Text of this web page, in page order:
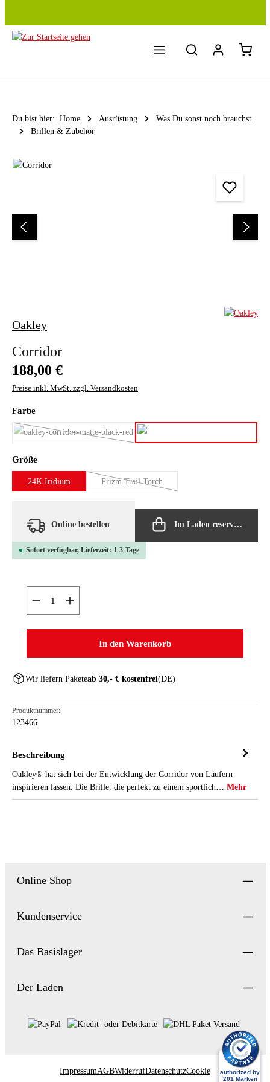
Du bist hier: Home Ausrüstung
Was Du sonst noch brauchst
Brillen & Zubehör
Bildergalerie überspringen
Oakley
Corridor
Regulärer Preis:
188,00 €
Preise inkl. MwSt. zzgl. Versandkosten
Farbeauswählen
matte black
(Diese Option ist zurzeit nicht verfügbar.)
Größeauswählen
24K Iridium Prizm Trail Torch
(Diese Option ist zurzeit nicht verfügbar.)
Online bestellen Im Laden reservieren
Sofort verfügbar, Lieferzeit: 1-3 Tage
Produkt Anzahl: Gib den gewünschten Wert ein oder
In den Warenkorb
Wir liefern Paketeab 30,- € kostenfrei(DE)
Produktnummer:
123466
Beschreibung
Oakley® hat sich bei der Entwicklung der Corridor von Läufern
inspirieren lassen. Die Brille, die perfekt zu einem sportlich… Mehr
Online Shop
Kundenservice
Das Basislager
Der Laden
ImpressumAGBWiderrufDatenschutzCookie